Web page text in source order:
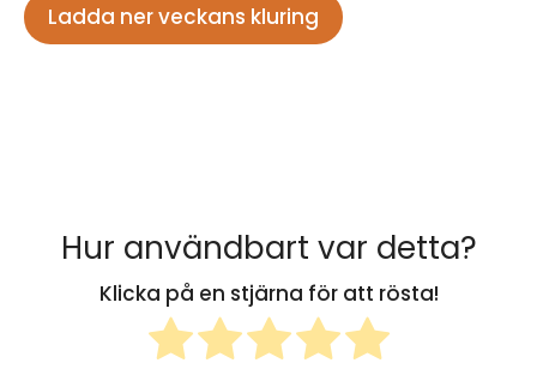
Ladda ner veckans kluring
Hur användbart var detta?
Klicka på en stjärna för att rösta!